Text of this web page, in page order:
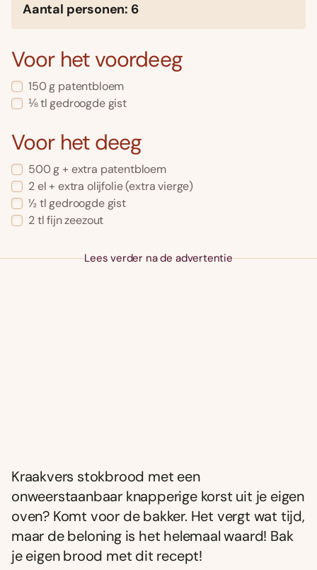
Aantal personen: 6
Voor het voordeeg
150 g patentbloem
⅛ tl gedroogde gist
Voor het deeg
500 g + extra patentbloem
2 el + extra olijfolie (extra vierge)
½ tl gedroogde gist
2 tl fijn zeezout
Lees verder na de advertentie
Kraakvers stokbrood met een
onweerstaanbaar knapperige korst uit je eigen
oven? Komt voor de bakker. Het vergt wat tijd,
maar de beloning is het helemaal waard! Bak
je eigen brood met dit recept!